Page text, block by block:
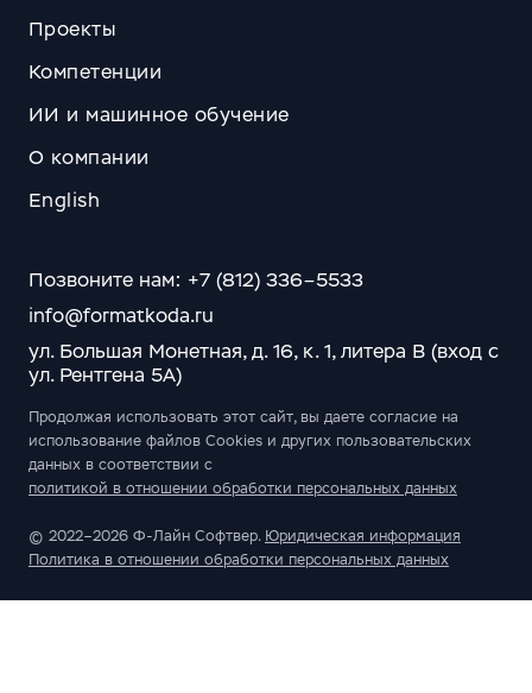
Проекты
Компетенции
ИИ и машинное обучение
О компании
English
Позвоните нам: +7 (812) 336–5533
info@formatkoda.ru
ул. Большая Монетная, д. 16, к. 1, литера В (вход с
ул. Рентгена 5А)
Продолжая использовать этот сайт, вы даете согласие на
использование файлов Cookies и других пользовательских
данных в соответствии с
политикой в отношении обработки персональных данных
© 2022–2026 Ф-Лайн Софтвер. Юридическая информация
Политика в отношении обработки персональных данных